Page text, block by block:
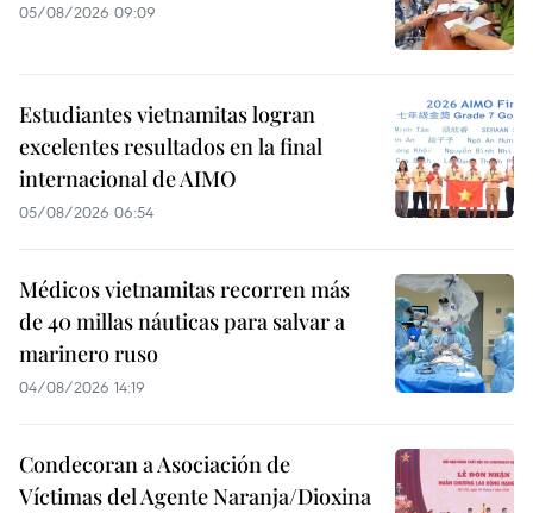
05/08/2026 09:09
Estudiantes vietnamitas logran
excelentes resultados en la final
internacional de AIMO
05/08/2026 06:54
Médicos vietnamitas recorren más
de 40 millas náuticas para salvar a
marinero ruso
04/08/2026 14:19
Condecoran a Asociación de
Víctimas del Agente Naranja/Dioxina